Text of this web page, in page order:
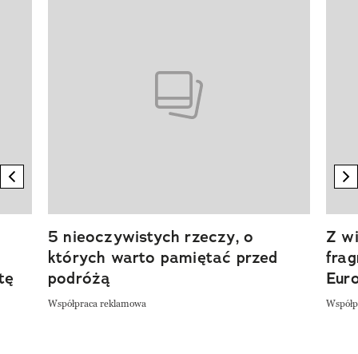
previous element
5 nieoczywistych rzeczy, o
których warto pamiętać przed
podróżą
Współpraca reklamowa
Z